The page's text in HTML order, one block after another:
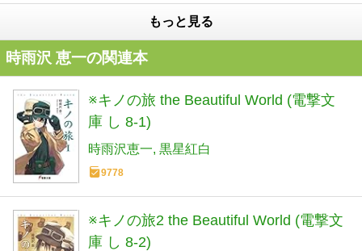
もっと見る
時雨沢 恵一の関連本
※キノの旅 the Beautiful World (電撃文
庫 し 8-1)
時雨沢恵一 黒星紅白
9778
※キノの旅2 the Beautiful World (電撃文
庫 し 8-2)